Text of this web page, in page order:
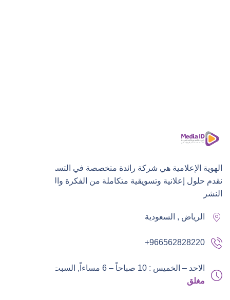
الهوية الإعلامية هي شركة رائدة متخصصة في التسويق الرقمي،
نقدم حلول إعلانية وتسويقية متكاملة من الفكرة والتنفيذ إلى
النشر
الرياض , السعودية
+966562828220
الاحد – الخميس : 10 صباحاً – 6 مساءاً,
السبت – الجمعة :
مغلق